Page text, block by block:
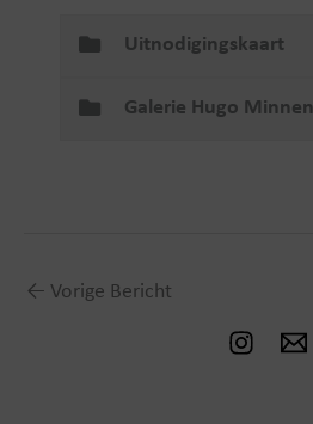
Uitnodigingskaart
Galerie Hugo Minnen
← Vorige Bericht